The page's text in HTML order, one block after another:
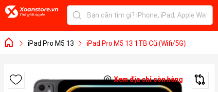
iPad Pro M5 13 iPad Pro M5 13 1TB Cũ (Wifi/5G)
Xem địa chỉ còn hàng